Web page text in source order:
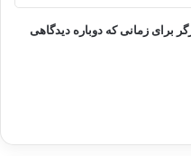
برای زمانی که دوباره دیدگاهی